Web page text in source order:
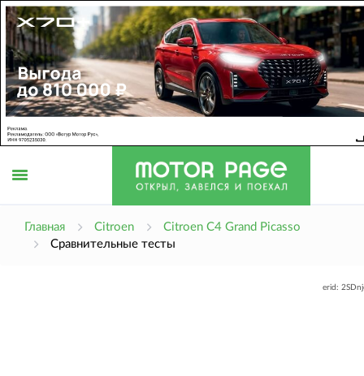
Главная Citroen
Citroen C4 Grand Picasso
Сравнительные тесты
erid: